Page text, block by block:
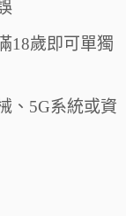
18歲即可單獨
、5G系統或資